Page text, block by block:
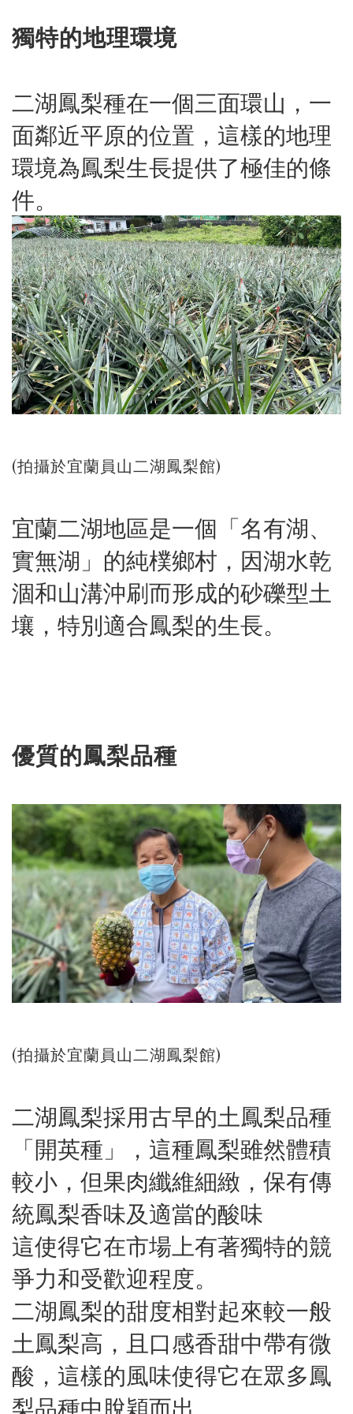
獨特的地理環境
二湖鳳梨種在一個三面環山，一
面鄰近平原的位置，這樣的地理
環境為鳳梨生長提供了極佳的條
件。
(拍攝於宜蘭員山二湖鳳梨館)
宜蘭二湖地區是一個「名有湖、
實無湖」的純樸鄉村，因湖水乾
涸和山溝沖刷而形成的砂礫型土
壤，特別適合鳳梨的生長。
優質的鳳梨品種
(拍攝於宜蘭員山二湖鳳梨館)
二湖鳳梨採用古早的土鳳梨品種
「開英種」，這種鳳梨雖然體積
較小，但果肉纖維細緻，保有傳
統鳳梨香味及適當的酸味
這使得它在市場上有著獨特的競
爭力和受歡迎程度。
二湖鳳梨的甜度相對起來較一般
土鳳梨高，且口感香甜中帶有微
酸，這樣的風味使得它在眾多鳳
梨品種中脫穎而出。